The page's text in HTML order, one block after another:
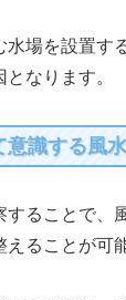
水場を設置す
なります。
意識する風
することで、
ることが可